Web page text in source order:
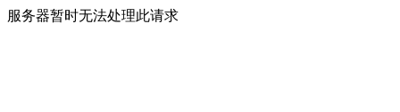
服务器暂时无法处理此请求